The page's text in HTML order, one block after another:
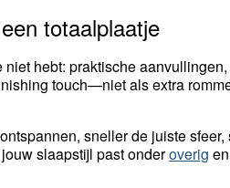
totaalplaatje
hebt: praktische
touch—niet als extra
sneller de juiste sfeer,
slaapstijl past onderoverig